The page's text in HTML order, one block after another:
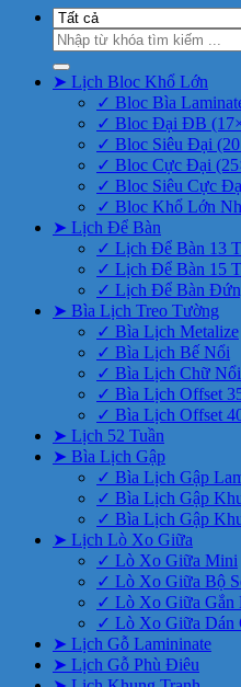
Tìm
kiếm:
➤ Lịch Bloc Khổ Lớn
✓ Bloc Bìa
✓ Bloc Đại ĐB
✓ Bloc Siêu Đại
✓ Bloc Cực Đại
✓ Bloc Siêu Cực
✓ Bloc Khổ Lớn
➤ Lịch Để Bàn
✓ Lịch Để Bàn 13
✓ Lịch Để Bàn 15
✓ Lịch Để Bàn
➤ Bìa Lịch Treo Tường
✓ Bìa Lịch Metalize
✓ Bìa Lịch Bế Nổi
✓ Bìa Lịch Chữ Nổi
✓ Bìa Lịch Offset
✓ Bìa Lịch Offset
➤ Lịch 52 Tuần
➤ Bìa Lịch Gập
✓ Bìa Lịch Gập
✓ Bìa Lịch Gập
✓ Bìa Lịch Gập
➤ Lịch Lò Xo Giữa
✓ Lò Xo Giữa Mini
✓ Lò Xo Giữa Bộ
✓ Lò Xo Giữa Gắn
✓ Lò Xo Giữa Dán
➤ Lịch Gỗ Lamininate
➤ Lịch Gỗ Phù Điêu